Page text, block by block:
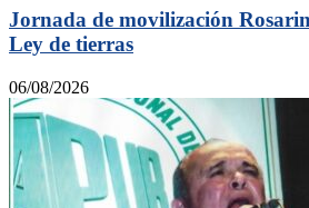
Jornada de movilización
Ley de tierras
06/08/2026